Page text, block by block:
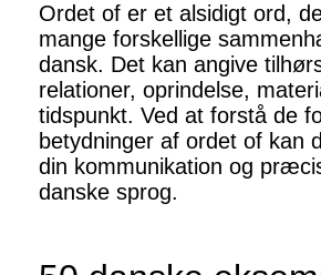
Ordet of er et alsidigt ord,
mange forskellige
dansk. Det kan angive
relationer, oprindelse,
tidspunkt. Ved at forstå de
betydninger af ordet of kan
din kommunikation og
danske sprog.